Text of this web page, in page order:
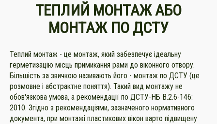
ТЕПЛИЙ МОНТАЖ АБО
МОНТАЖ ПО ДСТУ
Теплий монтаж - це монтаж, який забезпечує ідеальну
герметизацію місць примикання рами до віконного отвору.
Більшість за звичкою називають його - монтаж по ДСТУ (це
розмовне і абстрактне поняття). Такий вид монтажу не
обов'язкова умова, а рекомендації по ДСТУ-НБ В.2.6-146:
2010. Згідно з рекомендаціями, зазначеного нормативного
документа, при монтажі пластикових вікон варто підвищену